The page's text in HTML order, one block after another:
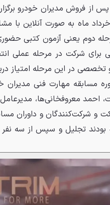
از فروش مدیران خودرو
برتر به مرحله دوم یعنی آزمون
نهایی برای شرکت در
در این مرحله امتیاز
مسابقه مهارت فنی
احمد معروفخانی‌ها،
و شرکت‌کنندگان و داوران
تجلیل و سپس از سه نفر